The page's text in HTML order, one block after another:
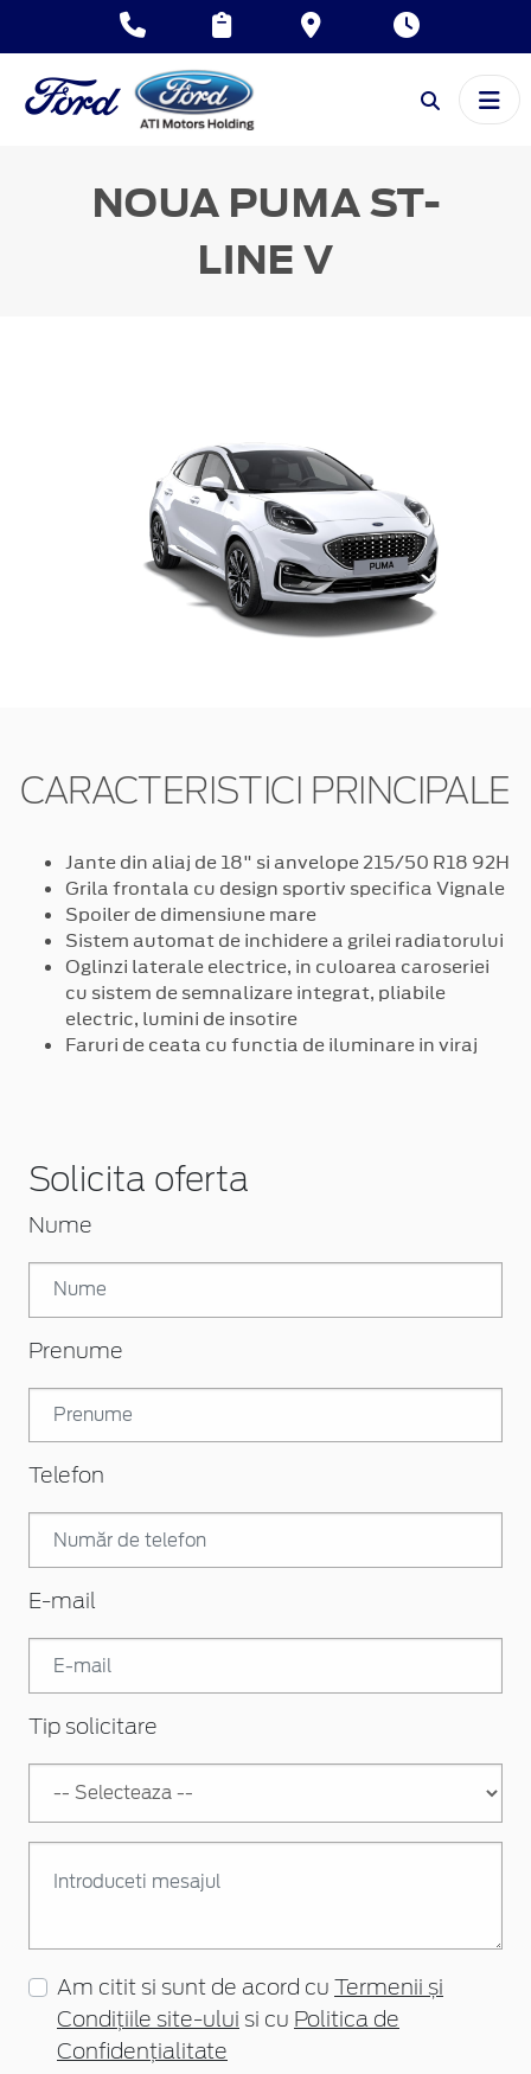
NOUA PUMAST-
LINE V
CARACTERISTICI PRINCIPALE
Jante din aliaj de 18" si anvelope 215/50 R18 92H
Grila frontala cu design sportiv specifica Vignale
Spoiler de dimensiune mare
Sistem automat de inchidere a grilei radiatorului
Oglinzi laterale electrice, in culoarea caroseriei
cu sistem de semnalizare integrat, pliabile
electric, lumini de insotire
Faruri de ceata cu functia de iluminare in viraj
Solicita oferta
Nume
Prenume
Telefon
E-mail
Tip solicitare
Am citit si sunt de acord cu
Termenii și
Condițiile site-ului si cu Politica de
Confidențialitate